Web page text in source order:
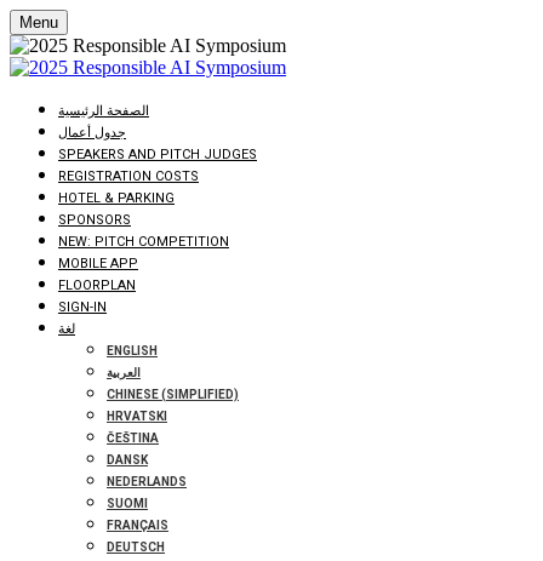
Menu
الصفحة الرئيسية
جدول أعمال
SPEAKERS AND PITCH JUDGES
REGISTRATION COSTS
HOTEL & PARKING
SPONSORS
NEW: PITCH COMPETITION
MOBILE APP
FLOORPLAN
SIGN-IN
لغة
ENGLISH
العربية
CHINESE (SIMPLIFIED)
HRVATSKI
ČEŠTINA
DANSK
NEDERLANDS
SUOMI
FRANÇAIS
DEUTSCH